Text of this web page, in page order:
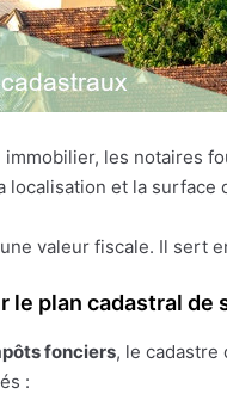
immobilier, les notaires
et la surface
valeur fiscale. Il sert
le plan cadastral de
fonciers, le
: